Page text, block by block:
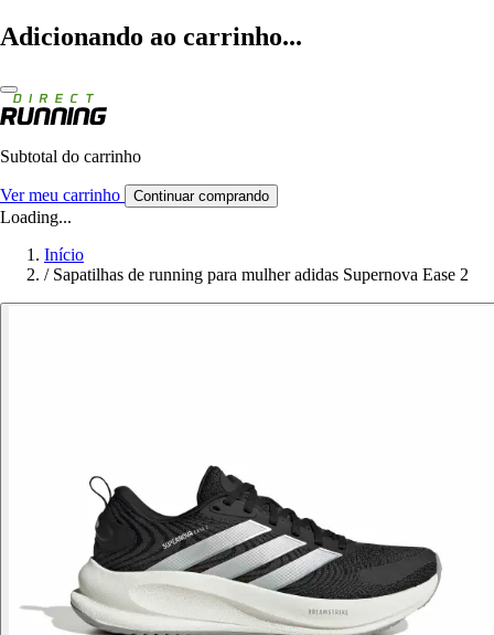
Adicionando ao carrinho...
Subtotal do carrinho
Ver meu carrinho Continuar comprando
Loading...
Início
/ Sapatilhas de running para mulher adidas Supernova Ease 2